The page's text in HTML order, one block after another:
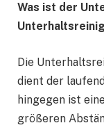
Was ist der
Die
dient der
hingegen ist
größeren